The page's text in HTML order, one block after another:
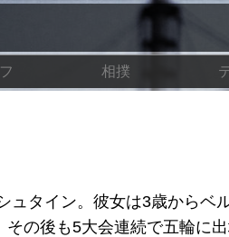
相撲
タイン。彼女は3歳からベ
の後も5大会連続で五輪に